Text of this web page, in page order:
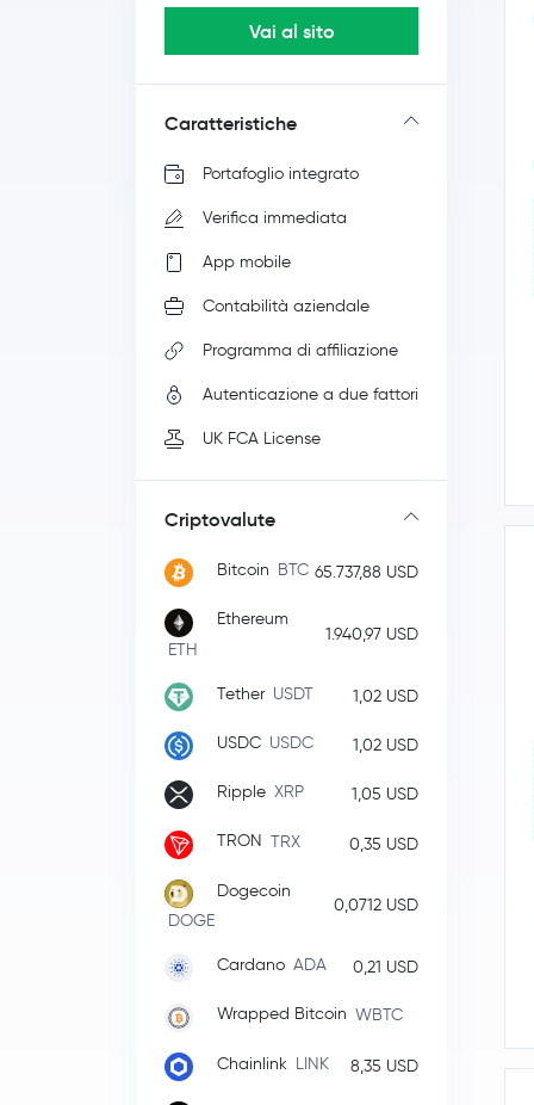
Vai al sito
Caratteristiche
Portafoglio integrato
Verifica immediata
App mobile
Contabilità aziendale
Programma di affiliazione
Autenticazione a due fattori
UK FCA License
Criptovalute
Bitcoin BTC 65.737,88 USD
Ethereum
ETH
1.940,97 USD
Tether USDT 1,02 USD
USDC USDC 1,02 USD
Ripple XRP 1,05 USD
TRON TRX 0,35 USD
Dogecoin
DOGE
0,0712 USD
Cardano ADA 0,21 USD
Wrapped Bitcoin WBTC
Chainlink LINK 8,35 USD